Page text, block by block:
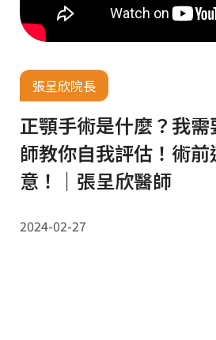
張呈欣院長
正顎手術是什麼？我
師教你自我評估！術
意！｜張呈欣醫師
2024-02-27